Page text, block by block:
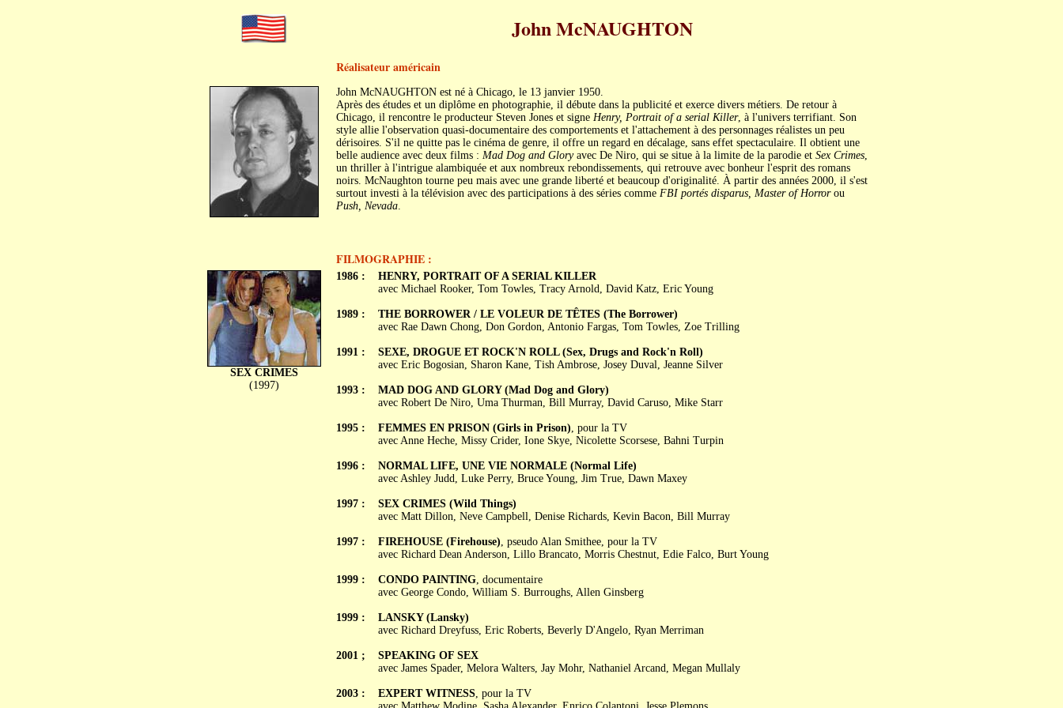
John McNAUGHTON
Réalisateur américain
John McNAUGHTON est né à Chicago, le 13 janvier 1950.
Après des études et un diplôme en photographie, il débute dans la publicité et exerce divers métiers. De retour à
Chicago, il rencontre le producteur Steven Jones et signe Henry, Portrait of a serial Killer, à l'univers terrifiant. Son
style allie l'observation quasi-documentaire des comportements et l'attachement à des personnages réalistes un peu
dérisoires. S'il ne quitte pas le cinéma de genre, il offre un regard en décalage, sans effet spectaculaire. Il obtient une
belle audience avec deux films : Mad Dog and Gloryavec De Niro, qui se situe à la limite de la parodie et Sex Crimes,
un thriller à l'intrigue alambiquée et aux nombreux rebondissements, qui retrouve avec bonheur l'esprit des romans
noirs. McNaughton tourne peu mais avec une grande liberté et beaucoup d'originalité. À partir des années 2000, il s'est
surtout investi à la télévision avec des participations à des séries comme FBI portés disparus, Master of Horrorou
Push, Nevada.
FILMOGRAPHIE :
SEX CRIMES
(1997)
1986 :
1989 :
1991 :
1993 :
1995 :
1996 :
1997 :
1997 :
1999 :
1999 :
2001 ;
2003 :
HENRY, PORTRAIT OF A SERIAL KILLER
avec Michael Rooker, Tom Towles, Tracy Arnold, David Katz, Eric Young
THE BORROWER / LE VOLEUR DE TÊTES (The Borrower)
avec Rae Dawn Chong, Don Gordon, Antonio Fargas, Tom Towles, Zoe Trilling
SEXE, DROGUE ET ROCK'N ROLL (Sex, Drugs and Rock'n Roll)
avec Eric Bogosian, Sharon Kane, Tish Ambrose, Josey Duval, Jeanne Silver
MAD DOG AND GLORY (Mad Dog and Glory)
avec Robert De Niro, Uma Thurman, Bill Murray, David Caruso, Mike Starr
FEMMES EN PRISON (Girls in Prison), pour la TV
avec Anne Heche, Missy Crider, Ione Skye, Nicolette Scorsese, Bahni Turpin
NORMAL LIFE, UNE VIE NORMALE (Normal Life)
avec Ashley Judd, Luke Perry, Bruce Young, Jim True, Dawn Maxey
SEX CRIMES (Wild Things)
avec Matt Dillon, Neve Campbell, Denise Richards, Kevin Bacon, Bill Murray
FIREHOUSE (Firehouse), pseudo Alan Smithee, pour la TV
avec Richard Dean Anderson, Lillo Brancato, Morris Chestnut, Edie Falco, Burt Young
CONDO PAINTING, documentaire
avec George Condo, William S. Burroughs, Allen Ginsberg
LANSKY (Lansky)
avec Richard Dreyfuss, Eric Roberts, Beverly D'Angelo, Ryan Merriman
SPEAKING OF SEX
avec James Spader, Melora Walters, Jay Mohr, Nathaniel Arcand, Megan Mullaly
EXPERT WITNESS, pour la TV